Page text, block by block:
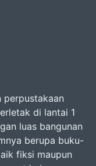
perpustakaan
di lantai 1
luas bangunan
berupa buku-
fiksi maupun